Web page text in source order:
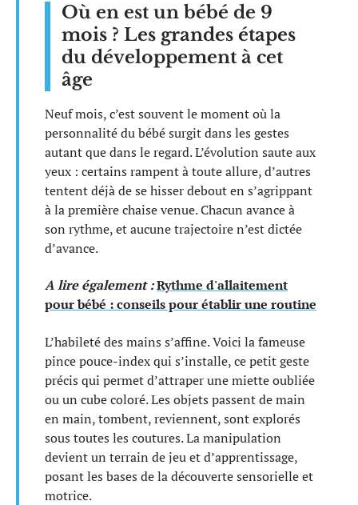
Où en est un bébé de 9
mois ? Les grandes étapes
du développement à cet
âge
Neuf mois, c’est souvent le moment où la
personnalité du bébé surgit dans les gestes
autant que dans le regard. L’évolution saute aux
yeux : certains rampent à toute allure, d’autres
tentent déjà de se hisser debout en s’agrippant
à la première chaise venue. Chacun avance à
son rythme, et aucune trajectoire n’est dictée
d’avance.
A lire également :Rythme d'allaitement
pour bébé : conseils pour établir une routine
L’habileté des mains s’affine. Voici la fameuse
pince pouce-index qui s’installe, ce petit geste
précis qui permet d’attraper une miette oubliée
ou un cube coloré. Les objets passent de main
en main, tombent, reviennent, sont explorés
sous toutes les coutures. La manipulation
devient un terrain de jeu et d’apprentissage,
posant les bases de la découverte sensorielle et
motrice.